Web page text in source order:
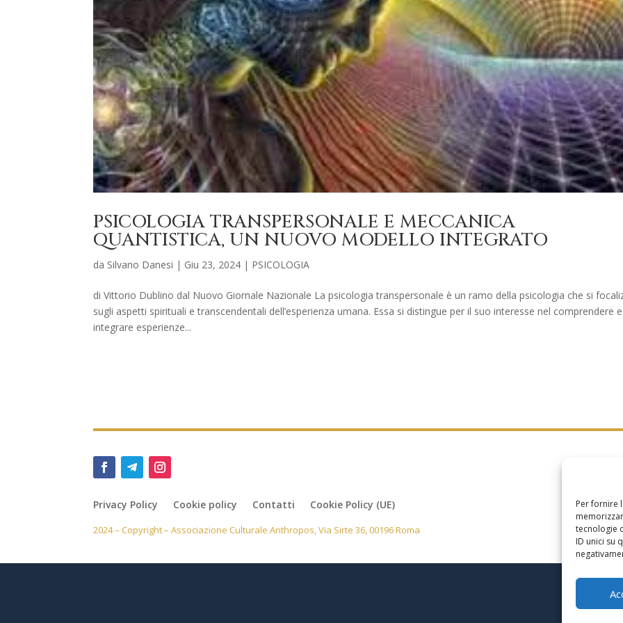
Per fornire
tecnologie
ID unici su
PSICOLOGIA TRANSPERSONALE E MECCANICA
QUANTISTICA, UN NUOVO MODELLO INTEGRATO
da Silvano Danesi | Giu 23, 2024 | PSICOLOGIA
di Vittorio Dublino dal Nuovo Giornale Nazionale La psicologia transpersonale è un ramo della psicologia che si
sugli aspetti spirituali e transcendentali dell’esperienza umana. Essa si distingue per il suo interesse nel comprendere e
integrare esperienze...
Privacy Policy Cookie policy Contatti Cookie Policy (UE)
2024 – Copyright – Associazione Culturale Anthropos, Via Sirte 36, 00196 Roma